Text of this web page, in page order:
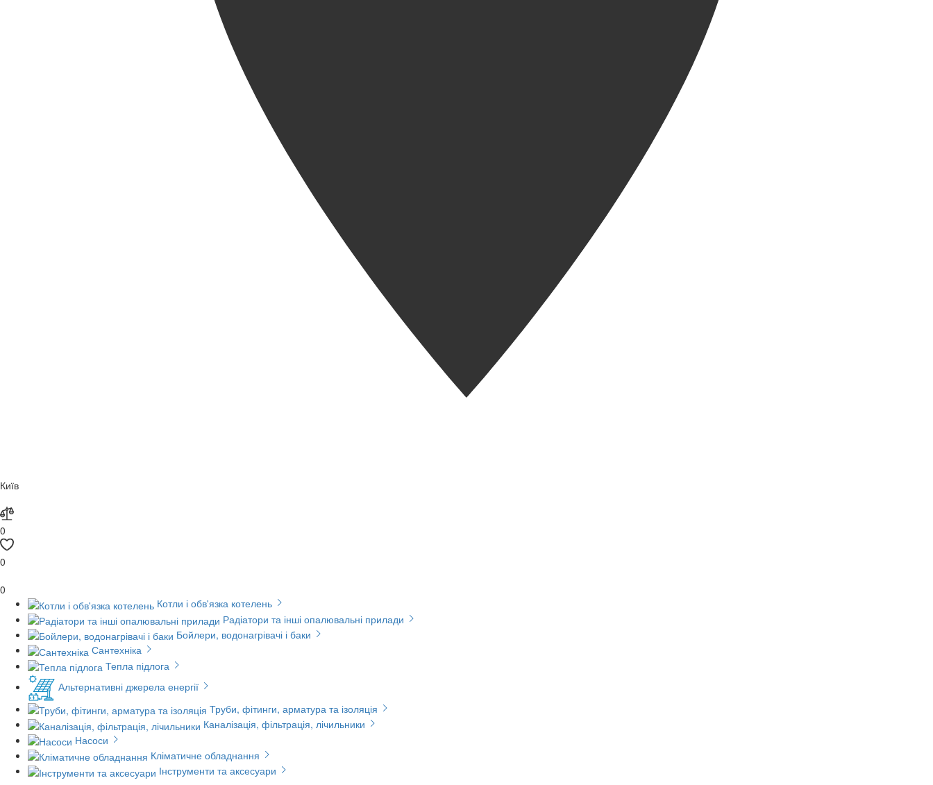
Київ
0
0
0
Котли і обв'язка котелень
Радіатори та інші опалювальні прилади
Бойлери, водонагрівачі і баки
Сантехніка
Тепла підлога
Альтернативні джерела енергії
Труби, фітинги, арматура та ізоляція
Каналізація, фільтрація, лічильники
Насоси
Кліматичне обладнання
Інструменти та аксесуари